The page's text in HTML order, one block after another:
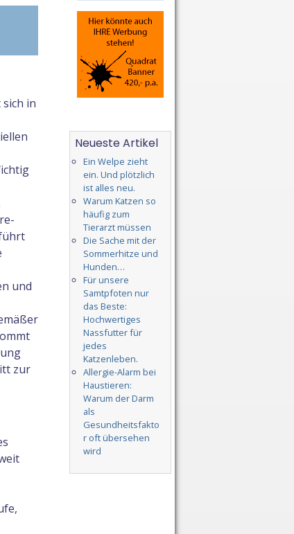
in
und
zur
Neueste Artikel
Ein Welpe zieht
ein. Und plötzlich
ist alles neu.
Warum Katzen so
häufig zum
Tierarzt müssen
Die Sache mit der
Sommerhitze und
Hunden…
Für unsere
Samtpfoten nur
das Beste:
Hochwertiges
Nassfutter für
jedes
Katzenleben.
Allergie-Alarm bei
Haustieren:
Warum der Darm
als
Gesundheitsfakto
r oft übersehen
wird